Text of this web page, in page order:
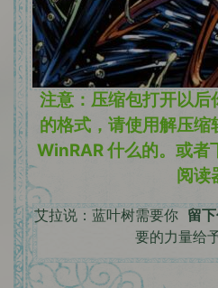
注意：压缩包打开以后
的格式，请使用解压缩
WinRAR 什么的。或者
阅读
艾拉说：蓝叶树需要你 留
要的力量给